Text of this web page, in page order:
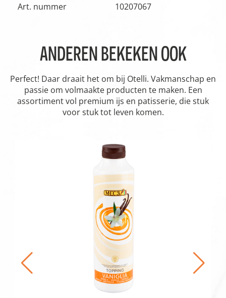
Art. nummer 10207067
ANDEREN BEKEKEN OOK
Perfect! Daar draait het om bij Otelli. Vakmanschap en
passie om volmaakte producten te maken. Een
assortiment vol premium ijs en patisserie, die stuk
voor stuk tot leven komen.